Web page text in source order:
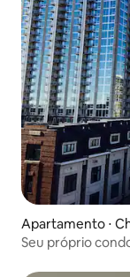
Apartamento ⋅
Seu próprio